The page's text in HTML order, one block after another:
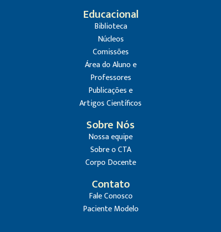
Educacional
Biblioteca
Núcleos
Comissões
Área do Aluno e
Professores
Publicações e
Artigos Científicos
Sobre Nós
Nossa equipe
Sobre o CTA
Corpo Docente
Contato
Fale Conosco
Paciente Modelo